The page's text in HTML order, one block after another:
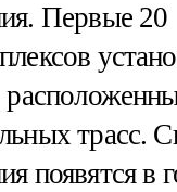
Первые 20
трасс.
появятся в